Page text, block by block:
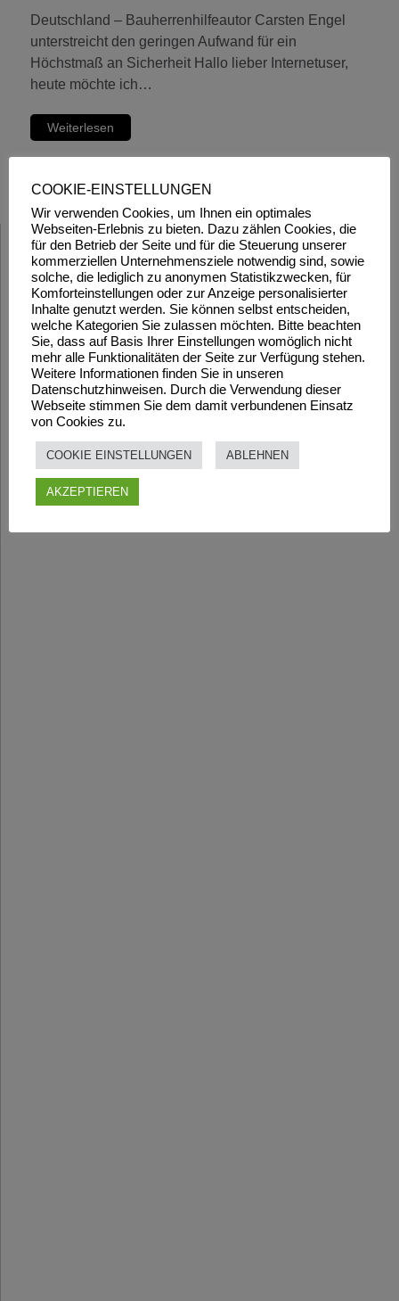
Deutschland – Bauherrenhilfeautor Carsten Engel
unterstreicht den geringen Aufwand für ein
Höchstmaß an Sicherheit Hallo lieber Internetuser,
heute möchte ich…
Weiterlesen
COOKIE-EINSTELLUNGEN
Wir verwenden Cookies, um Ihnen ein optimales
Webseiten-Erlebnis zu bieten. Dazu zählen Cookies, die
für den Betrieb der Seite und für die Steuerung unserer
kommerziellen Unternehmensziele notwendig sind, sowie
solche, die lediglich zu anonymen Statistikzwecken, für
Komforteinstellungen oder zur Anzeige personalisierter
Inhalte genutzt werden. Sie können selbst entscheiden,
welche Kategorien Sie zulassen möchten. Bitte beachten
Sie, dass auf Basis Ihrer Einstellungen womöglich nicht
mehr alle Funktionalitäten der Seite zur Verfügung stehen.
Weitere Informationen finden Sie in unseren
Datenschutzhinweisen. Durch die Verwendung dieser
Webseite stimmen Sie dem damit verbundenen Einsatz
von Cookies zu.
COOKIE EINSTELLUNGEN ABLEHNEN
AKZEPTIEREN